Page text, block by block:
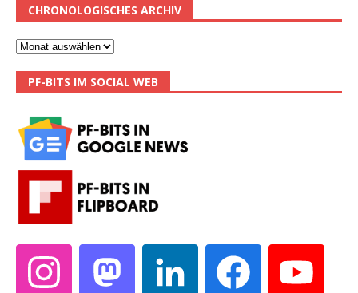
CHRONOLOGISCHES ARCHIV
PF-BITS IM SOCIAL WEB